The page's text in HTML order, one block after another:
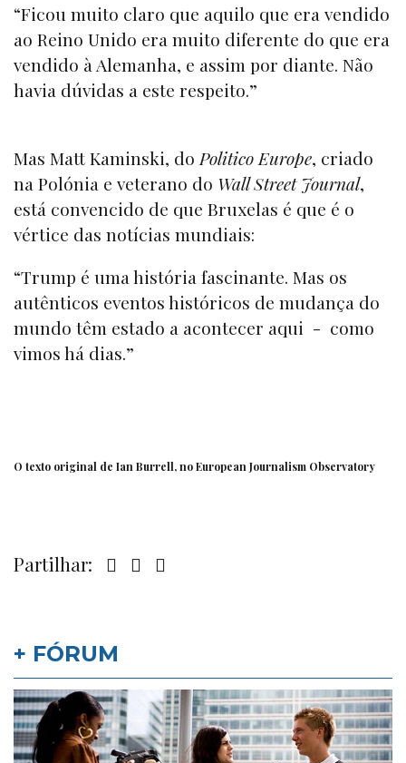
“Ficou muito claro que aquilo que era vendido
ao Reino Unido era muito diferente do que era
vendido à Alemanha, e assim por diante. Não
havia dúvidas a este respeito.”
Mas Matt Kaminski, do Politico Europe, criado
na Polónia e veterano do Wall Street Journal,
está convencido de que Bruxelas é que é o
vértice das notícias mundiais:
“Trump é uma história fascinante. Mas os
autênticos eventos históricos de mudança do
mundo têm estado a acontecer aqui - como
vimos há dias.”
O texto original de Ian Burrell, no European Journalism Observatory
Partilhar:
+ FÓRUM